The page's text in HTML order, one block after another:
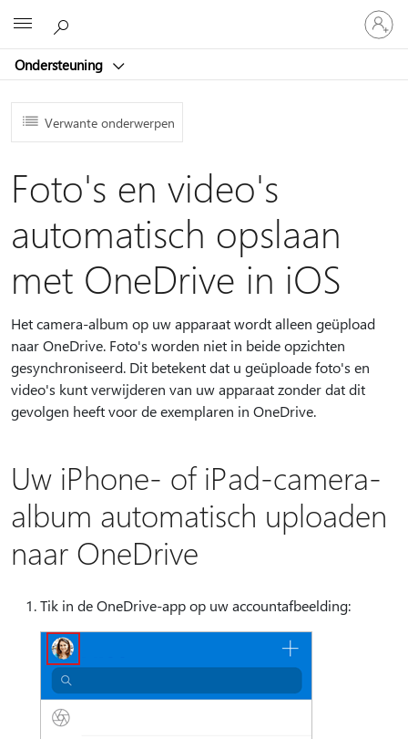
Ondersteuning
Meld
je
aan
je
Verwante onderwerpen
Foto's en video's
automatisch opslaan
met OneDrive in iOS
Het camera-album op uw apparaat wordt alleen geüpload
naar OneDrive. Foto's worden niet in beide opzichten
gesynchroniseerd. Dit betekent dat u geüploade foto's en
video's kunt verwijderen van uw apparaat zonder dat dit
gevolgen heeft voor de exemplaren in OneDrive.
Uw iPhone- of iPad-camera-
album automatisch uploaden
naar OneDrive
Tik in de OneDrive-app op uw accountafbeelding: